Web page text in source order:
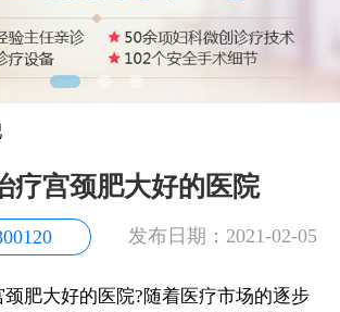
疗宫颈肥大好的医院
发布日期：2021-02-05
大好的医院?随着医疗市场的逐步